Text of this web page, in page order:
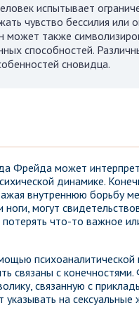
испытывает
чувство бессилия или
также
способностей.
сновидца.
Фрейда может
динамике.
внутреннюю борьбу
ноги, могут
что-то важное
психоаналитической
связаны с
связанную с
на